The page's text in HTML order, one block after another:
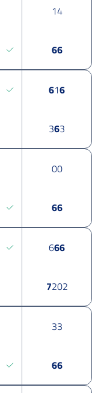
14
66
616
363
00
66
666
7202
33
66